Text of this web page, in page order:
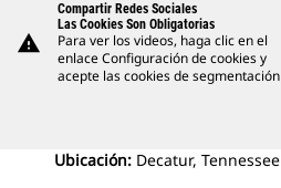
warning
Compartir Redes Sociales
Las Cookies Son Obligatorias
Para ver los videos, haga clic en el
enlace Configuración de cookies y
acepte las cookies de segmentación
Ubicación: Decatur, Tennessee